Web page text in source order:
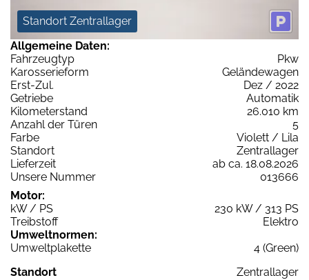
Standort Zentrallager
Allgemeine Daten:
Fahrzeugtyp
Pkw
Karosserieform
Geländewagen
Erst-Zul.
Dez / 2022
Getriebe
Automatik
Kilometerstand
26.010 km
Anzahl der Türen
5
Farbe
Violett / Lila
Standort
Zentrallager
Lieferzeit
ab ca. 18.08.2026
Unsere Nummer
013666
Motor:
kW / PS
230 kW / 313 PS
Treibstoff
Elektro
Umweltnormen:
Umweltplakette
4 (Green)
Standort
Zentrallager